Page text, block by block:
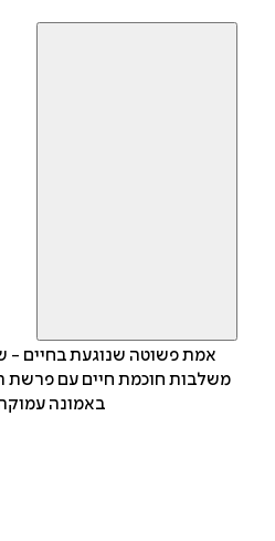
אמת פשוטה שנוגעת בחיים -
משלבות חוכמת חיים עם פרשת
באמונה